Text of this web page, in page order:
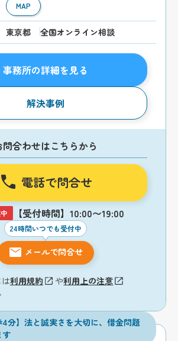
MAP
東京都 全国オンライン相談
事務所の詳細を見る
解決事例
問合わせはこちらから
電話で問合せ
【受付時間】10:00〜19:00
24時間いつでも受付中
メールで問合せ
利用規約 や利用上の注意
4分】法と誠実さを大切に、借金問題
す